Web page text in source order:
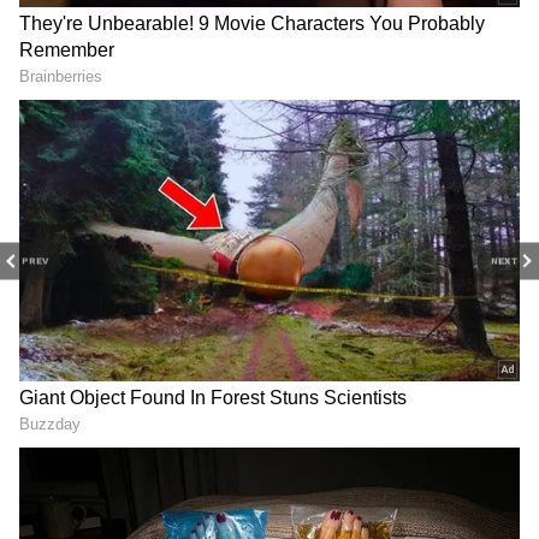
PREV NEXT
ட்ராமா மற்றும் பொழுதுபோக்கு உலகின்
டிரெண்ட்ஸ்பாட்டிங்குடன் எப்போதும்
புதுப்பித்த நிலையில் இருங்கள்.
திரையரங்குப் பின்னணி
கதைகள்,டிரெய்லர்வெளியீடுகள்மற்றும்
ரெட் கார்பெட் தருணங்களை அறிந்து
கொள்ளுங்கள்.